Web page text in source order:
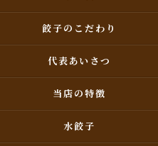
餃子のこだわり
代表あいさつ
当店の特徴
水餃子